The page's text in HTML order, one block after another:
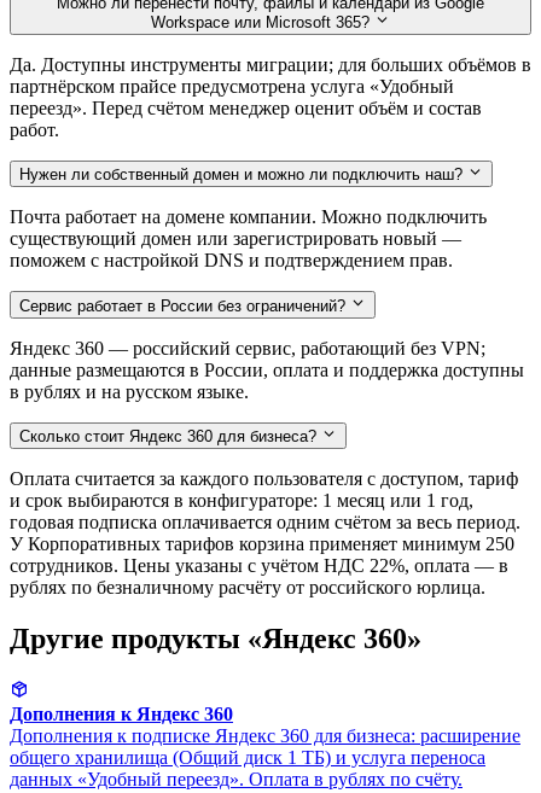
Workspace или Microsoft 365?
Да. Доступны инструменты миграции; для больших объёмов в
партнёрском прайсе предусмотрена услуга «Удобный
переезд». Перед счётом менеджер оценит объём и состав
работ.
Нужен ли собственный домен и можно ли подключить наш?
Почта работает на домене компании. Можно подключить
существующий домен или зарегистрировать новый —
поможем с настройкой DNS и подтверждением прав.
Сервис работает в России без ограничений?
Яндекс 360 — российский сервис, работающий без VPN;
данные размещаются в России, оплата и поддержка доступны
в рублях и на русском языке.
Сколько стоит Яндекс 360 для бизнеса?
Оплата считается за каждого пользователя с доступом, тариф
и срок выбираются в конфигураторе: 1 месяц или 1 год,
годовая подписка оплачивается одним счётом за весь период.
У Корпоративных тарифов корзина применяет минимум 250
сотрудников. Цены указаны с учётом НДС 22%, оплата — в
рублях по безналичному расчёту от российского юрлица.
Другие продукты «Яндекс 360»
Дополнения к Яндекс 360
Дополнения к подписке Яндекс 360 для бизнеса: расширение
общего хранилища (Общий диск 1 ТБ) и услуга переноса
данных «Удобный переезд». Оплата в рублях по счёту.